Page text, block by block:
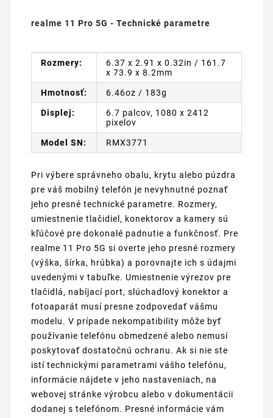
realme 11 Pro 5G - Technické parametre
Rozmery:
6.37 x 2.91 x 0.32in / 161.7
x 73.9 x 8.2mm
Hmotnosť: 6.46oz / 183g
Displej:
6.7 palcov, 1080 x 2412
pixelov
Model SN: RMX3771
Pri výbere správneho obalu, krytu alebo púzdra
pre váš mobilný telefón je nevyhnutné poznať
jeho presné technické parametre. Rozmery,
umiestnenie tlačidiel, konektorov a kamery sú
kľúčové pre dokonalé padnutie a funkčnosť. Pre
realme 11 Pro 5G si overte jeho presné rozmery
(výška, šírka, hrúbka) a porovnajte ich s údajmi
uvedenými v tabuľke. Umiestnenie výrezov pre
tlačidlá, nabíjací port, slúchadlový konektor a
fotoaparát musí presne zodpovedať vášmu
modelu. V prípade nekompatibility môže byť
používanie telefónu obmedzené alebo nemusí
poskytovať dostatočnú ochranu. Ak si nie ste
istí technickými parametrami vášho telefónu,
informácie nájdete v jeho nastaveniach, na
webovej stránke výrobcu alebo v dokumentácii
dodanej s telefónom. Presné informácie vám